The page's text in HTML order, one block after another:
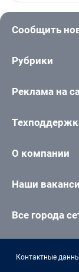
Сообщить
Рубрики
Реклама на
О компании
Наши
Все города
Контактные